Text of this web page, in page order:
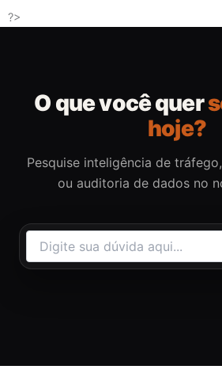
para
?>
O que você quer
hoje?
Pesquise inteligência de
ou auditoria de dados no